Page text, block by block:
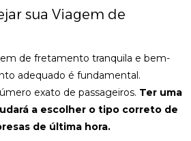
sua Viagem de
de fretamento tranquila e bem-
adequado é fundamental.
exato de passageiros. Ter uma
a escolher o tipo correto de
de última hora.